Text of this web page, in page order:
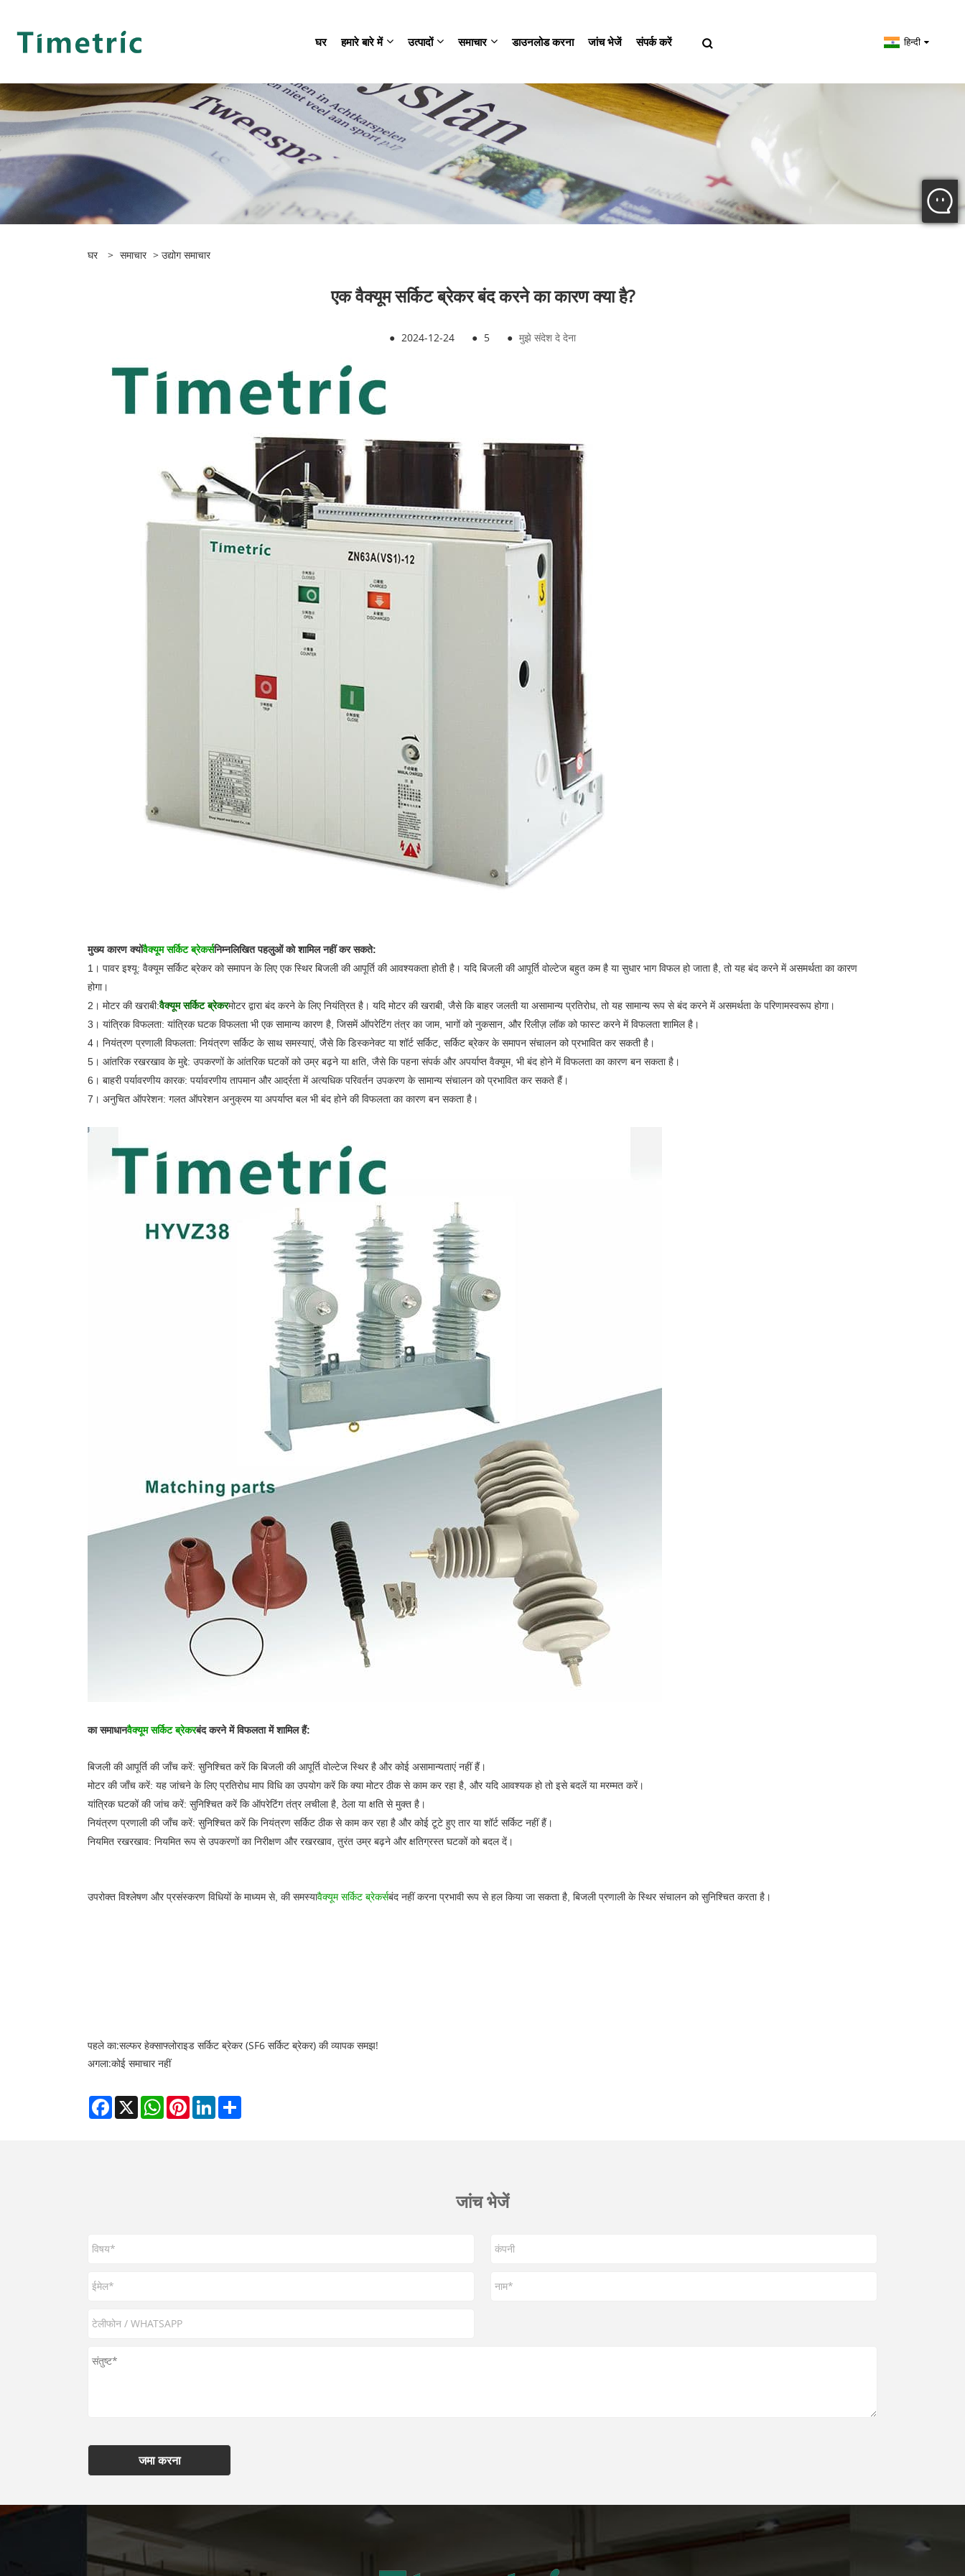
घर हमारे बारे में उत्पादों समाचार डाउनलोड करना जांच भेजें संपर्क करें हिन्दी
घर > समाचार > उद्योग समाचार
एक वैक्यूम सर्किट ब्रेकर बंद करने का कारण क्या है?
● 2024-12-24 ● 5 ● मुझे संदेश दे देना
मुख्य कारण क्योंवैक्यूम सर्किट ब्रेकर्सनिम्नलिखित पहलुओं को शामिल नहीं कर सकते:
1। पावर इश्यू: वैक्यूम सर्किट ब्रेकर को समापन के लिए एक स्थिर बिजली की आपूर्ति की आवश्यकता होती है। यदि बिजली की आपूर्ति वोल्टेज बहुत कम है या सुधार भाग विफल हो जाता है, तो यह बंद करने में असमर्थता का कारण
होगा। ‌
2। मोटर की खराबी:वैक्यूम सर्किट ब्रेकरमोटर द्वारा बंद करने के लिए नियंत्रित है। यदि मोटर की खराबी, जैसे कि बाहर जलती या असामान्य प्रतिरोध, तो यह सामान्य रूप से बंद करने में असमर्थता के परिणामस्वरूप होगा। ‌
3। यांत्रिक विफलता: यांत्रिक घटक विफलता भी एक सामान्य कारण है, जिसमें ऑपरेटिंग तंत्र का जाम, भागों को नुकसान, और रिलीज़ लॉक को फास्ट करने में विफलता शामिल है। ‌
4। नियंत्रण प्रणाली विफलता: नियंत्रण सर्किट के साथ समस्याएं, जैसे कि डिस्कनेक्ट या शॉर्ट सर्किट, सर्किट ब्रेकर के समापन संचालन को प्रभावित कर सकती है। ‌
5। आंतरिक रखरखाव के मुद्दे: उपकरणों के आंतरिक घटकों को उम्र बढ़ने या क्षति, जैसे कि पहना संपर्क और अपर्याप्त वैक्यूम, भी बंद होने में विफलता का कारण बन सकता है।
6। बाहरी पर्यावरणीय कारक: पर्यावरणीय तापमान और आर्द्रता में अत्यधिक परिवर्तन उपकरण के सामान्य संचालन को प्रभावित कर सकते हैं। ‌
7। अनुचित ऑपरेशन: गलत ऑपरेशन अनुक्रम या अपर्याप्त बल भी बंद होने की विफलता का कारण बन सकता है।
का समाधानवैक्यूम सर्किट ब्रेकरबंद करने में विफलता में शामिल हैं:
बिजली की आपूर्ति की जाँच करें: सुनिश्चित करें कि बिजली की आपूर्ति वोल्टेज स्थिर है और कोई असामान्यताएं नहीं हैं।
मोटर की जाँच करें: यह जांचने के लिए प्रतिरोध माप विधि का उपयोग करें कि क्या मोटर ठीक से काम कर रहा है, और यदि आवश्यक हो तो इसे बदलें या मरम्मत करें।
यांत्रिक घटकों की जांच करें: सुनिश्चित करें कि ऑपरेटिंग तंत्र लचीला है, ठेला या क्षति से मुक्त है।
नियंत्रण प्रणाली की जाँच करें: सुनिश्चित करें कि नियंत्रण सर्किट ठीक से काम कर रहा है और कोई टूटे हुए तार या शॉर्ट सर्किट नहीं हैं।
नियमित रखरखाव: नियमित रूप से उपकरणों का निरीक्षण और रखरखाव, तुरंत उम्र बढ़ने और क्षतिग्रस्त घटकों को बदल दें। ‌
उपरोक्त विश्लेषण और प्रसंस्करण विधियों के माध्यम से, की समस्यावैक्यूम सर्किट ब्रेकर्सबंद नहीं करना प्रभावी रूप से हल किया जा सकता है, बिजली प्रणाली के स्थिर संचालन को सुनिश्चित करता है।
पहले का:सल्फर हेक्साफ्लोराइड सर्किट ब्रेकर (SF6 सर्किट ब्रेकर) की व्यापक समझ!
अगला:कोई समाचार नहीं
Facebook
X WhatsAppPinterestLinkedIn
जांच भेजें
जमा करना